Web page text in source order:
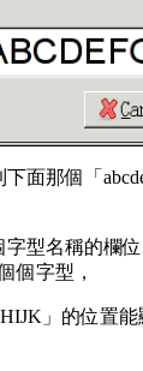
面那個「
型名稱的欄位
個字型，
」的位置能